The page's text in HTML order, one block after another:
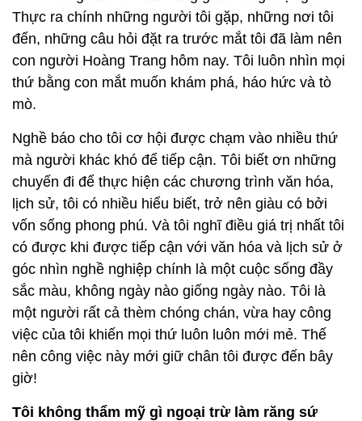
Thực ra chính những người tôi gặp, những nơi tôi
đến, những câu hỏi đặt ra trước mắt tôi đã làm nên
con người Hoàng Trang hôm nay. Tôi luôn nhìn mọi
thứ bằng con mắt muốn khám phá, háo hức và tò
mò.
Nghề báo cho tôi cơ hội được chạm vào nhiều thứ
mà người khác khó để tiếp cận. Tôi biết ơn những
chuyến đi để thực hiện các chương trình văn hóa,
lịch sử, tôi có nhiều hiểu biết, trở nên giàu có bởi
vốn sống phong phú. Và tôi nghĩ điều giá trị nhất tôi
có được khi được tiếp cận với văn hóa và lịch sử ở
góc nhìn nghề nghiệp chính là một cuộc sống đầy
sắc màu, không ngày nào giống ngày nào. Tôi là
một người rất cả thèm chóng chán, vừa hay công
việc của tôi khiến mọi thứ luôn luôn mới mẻ. Thế
nên công việc này mới giữ chân tôi được đến bây
giờ!
Tôi không thẩm mỹ gì ngoại trừ làm răng sứ